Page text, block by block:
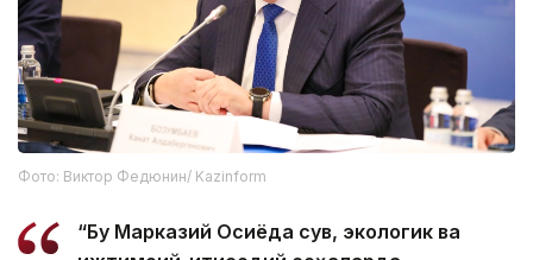
Фото: Виктор Федюнин/ Kazinform
“Бу Марказий Осиёда сув, экологик ва